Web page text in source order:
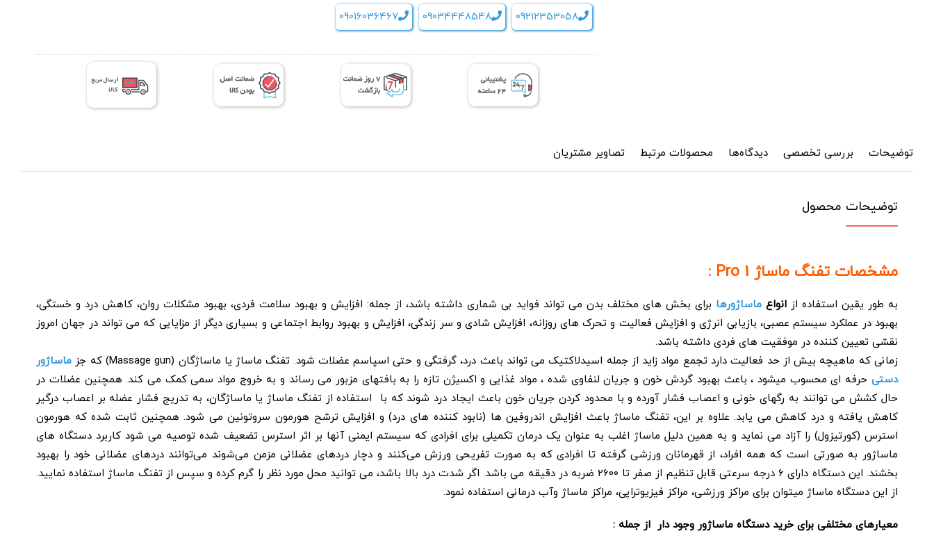
09212353058
09034448548
09016036467
توضیحات بررسی تخصصی دیدگاه‌ها محصولات مرتبط تصاویر مشتریان
توضیحات محصول
مشخصات تفنگ ماساژ Pro 1 :
به طور یقین استفاده ازانواع ماساژورها برای بخش های مختلف بدن می تواند فواید بی شماری داشته باشد، از جمله: افزایش و بهبود سلامت فردی، بهبود مشکلات روان، کاهش درد و خستگی،
بهبود در عملکرد سیستم عصبی، بازیابی انرژی و افزایش فعالیت و تحرک های روزانه، افزایش شادی و سر زندگی، افزایش و بهبود روابط اجتماعی و بسیاری دیگر از مزایایی که می تواند در جهان امروز
نقشی تعیین کننده در موفقیت های فردی داشته باشد.
زمانی که ماهیچه بیش از حد فعالیت دارد تجمع مواد زاید از جمله اسیدلاکتیک می تواند باعث درد، گرفتگی و حتی اسپاسم عضلات شود. تفنگ ماساژ یا ماساژگان (Massage gun) که جز
ماساژور
دستی حرفه ای محسوب میشود ، باعث بهبود گردش خون و جریان لنفاوی شده ، مواد غذایی و اکسیژن تازه را به بافتهای مزبور می رساند و به خروج مواد سمی کمک می کند. همچنین عضلات در
حال کشش می توانند به رگهای خونی و اعصاب فشار آورده و با محدود کردن جریان خون باعث ایجاد درد شوند که با استفاده از تفنگ ماساژ یا ماساژگان، به تدریج فشار عضله بر اعصاب درگیر
کاهش یافته و درد کاهش می یابد. علاوه بر این، تفنگ ماساژ باعث افزایش اندروفین ها (نابود کننده های درد) و افزایش ترشح هورمون سروتونین می شود. همچنین ثابت شده که هورمون
استرس (کورتیزول) را آزاد می نماید و به همین دلیل ماساژ اغلب به عنوان یک درمان تکمیلی برای افرادی که سیستم ایمنی آنها بر اثر استرس تضعیف شده توصیه می شود کاربرد دستگاه های
ماساژور به صورتی است که همه افراد، از قهرمانان ورزشی گرفته تا افرادی که به صورت تفریحی ورزش می‌کنند و دچار دردهای عضلانی مزمن می‌شوند می‌توانند دردهای عضلانی خود را بهبود
بخشند. این دستگاه دارای 6 درجه سرعتی قابل تنظیم از صفر تا 2600 ضربه در دقیقه می باشد. اگر شدت درد بالا باشد، می توانید محل مورد نظر را گرم کرده و سپس از تفنگ ماساژ استفاده نمایید.
از این دستگاه ماساژ میتوان برای مراکز ورزشی، مراکز فیزیوتراپی، مراکز ماساژ وآب درمانی استفاده نمود.
معیارهای مختلفی برای خرید دستگاه ماساژور وجود دار از جمله :